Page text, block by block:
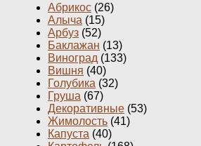
Абрикос (26)
Алыча (15)
Арбуз (52)
Баклажан (13)
Виноград (133)
Вишня (40)
Голубика (32)
Груша (67)
Декоративные (53)
Жимолость (41)
Капуста (40)